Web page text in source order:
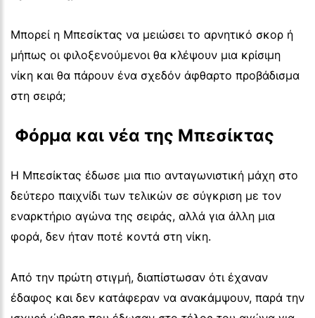
Μπορεί η Μπεσίκτας να μειώσει το αρνητικό σκορ ή
μήπως οι φιλοξενούμενοι θα κλέψουν μια κρίσιμη
νίκη και θα πάρουν ένα σχεδόν άφθαρτο προβάδισμα
στη σειρά;
Φόρμα και νέα της Μπεσίκτας
Η Μπεσίκτας έδωσε μια πιο ανταγωνιστική μάχη στο
δεύτερο παιχνίδι των τελικών σε σύγκριση με τον
εναρκτήριο αγώνα της σειράς, αλλά για άλλη μια
φορά, δεν ήταν ποτέ κοντά στη νίκη.
Από την πρώτη στιγμή, διαπίστωσαν ότι έχαναν
έδαφος και δεν κατάφεραν να ανακάμψουν, παρά την